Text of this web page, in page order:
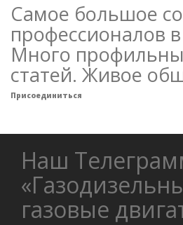
Самое большое
профессионалов
Много
статей. Живое
Присоединиться
Наш
газовые